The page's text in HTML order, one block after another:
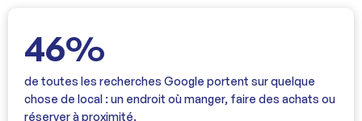
46%
de toutes les recherches Google portent sur quelque
chose de local : un endroit où manger, faire des achats ou
réserver à proximité.